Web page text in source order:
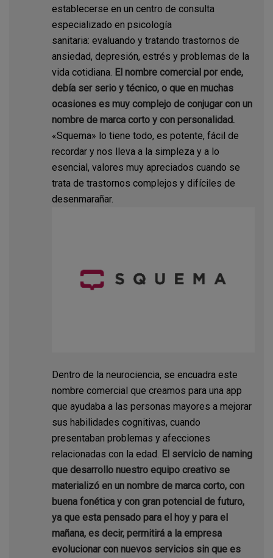
establecerse en un centro de consulta
especializado en psicología
sanitaria: evaluando y tratando trastornos de
ansiedad, depresión, estrés y problemas de la
vida cotidiana. El nombre comercial por ende,
debía ser serio y técnico, o que en muchas
ocasiones es muy complejo de conjugar con un
nombre de marca corto y con personalidad.
«Squema» lo tiene todo, es potente, fácil de
recordar y nos lleva a la simpleza y a lo
esencial, valores muy apreciados cuando se
trata de trastornos complejos y difíciles de
desenmarañar.
Dentro de la neurociencia, se encuadra este
nombre comercial que creamos para una app
que ayudaba a las personas mayores a mejorar
sus habilidades cognitivas, cuando
presentaban problemas y afecciones
relacionadas con la edad. El servicio de naming
que desarrollo nuestro equipo creativo se
materializó en un nombre de marca corto, con
buena fonética y con gran potencial de futuro,
ya que esta pensado para el hoy y para el
mañana, es decir, permitirá a la empresa
evolucionar con nuevos servicios sin que es